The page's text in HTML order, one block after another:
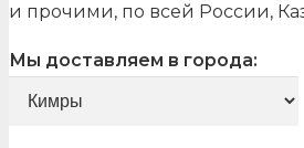
и прочими, по всей России,
Мы доставляем в города: